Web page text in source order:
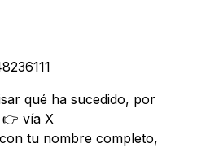
qué ha sucedido, por
vía X
tu nombre completo,